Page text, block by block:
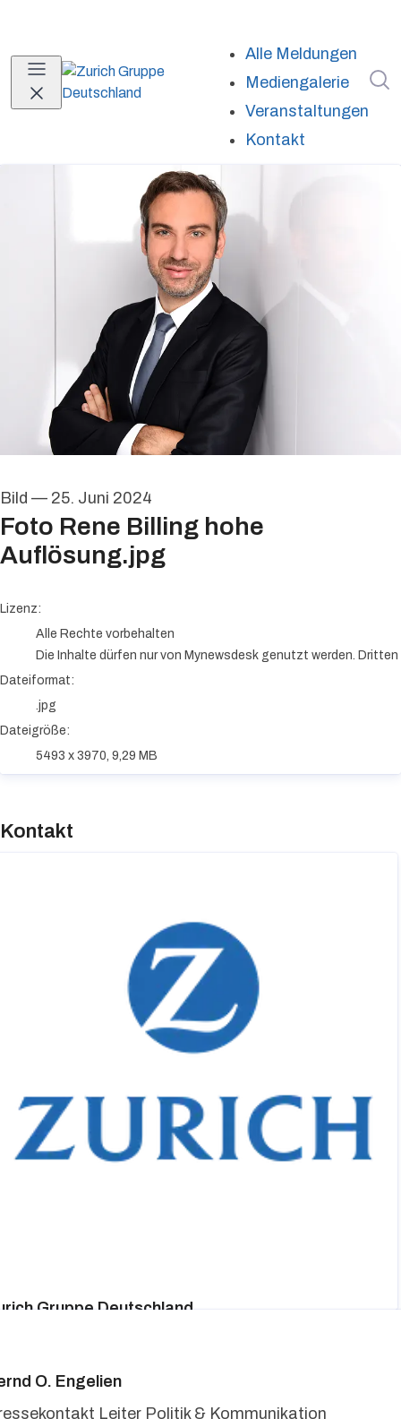
Alle Meldungen
Mediengalerie
Veranstaltungen
Kontakt
Bild — 25. Juni 2024
Foto Rene Billing hohe
Auflösung.jpg
go to media item
Lizenz:
Alle Rechte vorbehalten
Die Inhalte dürfen nur von Mynewsdesk genutzt werden.
Dateiformat:
.jpg
Dateigröße:
5493 x 3970, 9,29 MB
Kontakt
Gruppe Deutschland
O. Engelien
Leiter Politik & Kommunikation